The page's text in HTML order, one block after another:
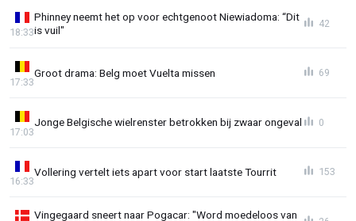
Phinney neemt het op voor echtgenoot Niewiadoma: “Dit
is vuil"
18:33
42
Groot drama: Belg moet Vuelta missen
17:33
69
Jonge Belgische wielrenster betrokken bij zwaar ongeval
17:03
0
Vollering vertelt iets apart voor start laatste Tourrit
16:33
153
Vingegaard sneert naar Pogacar: "Word moedeloos van